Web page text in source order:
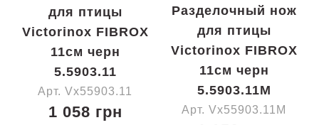
для птицы
Victorinox FIBROX
11см черн
5.5903.11
Арт. Vx55903.11
1 058 грн
Разделочный нож
для птицы
Victorinox FIBROX
11см черн
5.5903.11M
Арт. Vx55903.11M